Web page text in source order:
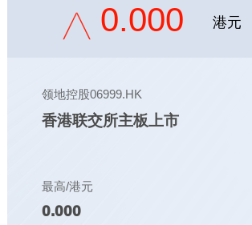
0.000 港元
领地控股06999.HK
香港联交所主板上市
最高/港元
0.000